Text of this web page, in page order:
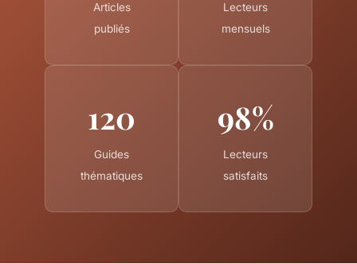
Articles
publiés
Lecteurs
mensuels
120
Guides
thématiques
98%
Lecteurs
satisfaits